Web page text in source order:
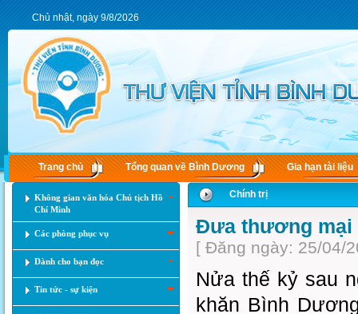
Chủ nhật, ngày 9/8/2026
Trang chủ Tổng quan về Bình Dương Gia hạn tài liệu
Không gian văn hóa Chủ tịch Hồ
Chí Minh
Các phòng phục vụ
Dành cho bạn đọc
Tin tức - sự kiện
Chính trị
Đưa thương mại
[ Đăng ngày: 25/04/
Nửa thế kỷ sau
khăn Bình